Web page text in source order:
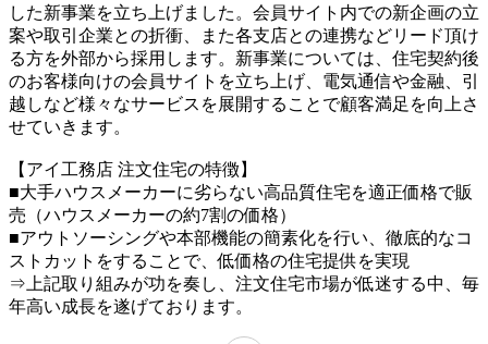
した新事業を立ち上げました。会員サイト内での新企画の立
案や取引企業との折衝、また各支店との連携などリード頂け
る方を外部から採用します。新事業については、住宅契約後
のお客様向けの会員サイトを立ち上げ、電気通信や金融、引
越しなど様々なサービスを展開することで顧客満足を向上さ
せていきます。
【アイ工務店 注文住宅の特徴】
■大手ハウスメーカーに劣らない高品質住宅を適正価格で販
売（ハウスメーカーの約7割の価格）
■アウトソーシングや本部機能の簡素化を行い、徹底的なコ
ストカットをすることで、低価格の住宅提供を実現
⇒上記取り組みが功を奏し、注文住宅市場が低迷する中、毎
年高い成長を遂げております。